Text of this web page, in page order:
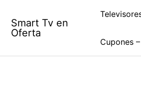
Smart Tv en
Oferta
Cupones